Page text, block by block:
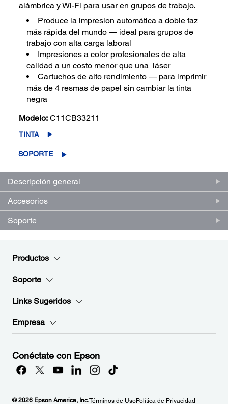
alámbrica y Wi-Fi para usar en grupos de trabajo.
Produce la impresion automática a doble faz
más rápida del mundo — ideal para grupos de
trabajo con alta carga laboral
Impresiones a color profesionales de alta
calidad a un costo menor que una láser
Cartuchos de alto rendimiento — para imprimir
más de 4 resmas de papel sin cambiar la tinta
negra
Modelo: C11CB33211
TINTA
SOPORTE
Descripción general
Accesorios
Soporte
Productos
Soporte
Links Sugeridos
Empresa
Conéctate con Epson
© 2026 Epson America, Inc.Términos de UsoPolítica de Privacidad